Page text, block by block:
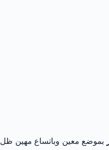
بموضع معين وباتساع مهين ظل